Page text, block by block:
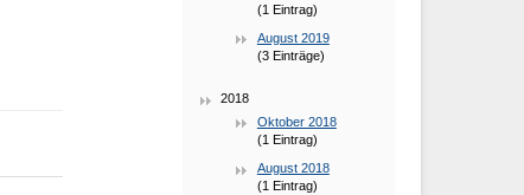
(1 Eintrag)
August 2019
(3 Einträge)
2018
Oktober 2018
(1 Eintrag)
August 2018
(1 Eintrag)